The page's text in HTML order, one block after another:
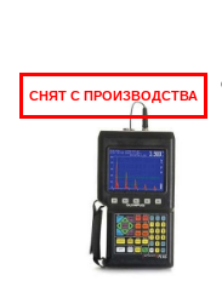
СНЯТ С ПРОИЗВОДСТВА